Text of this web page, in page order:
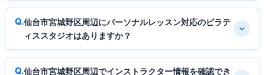
仙台市宮城野区周辺にパーソナルレッスン対応のピラテ
ィススタジオはありますか？
仙台市宮城野区周辺でインストラクター情報を確認でき